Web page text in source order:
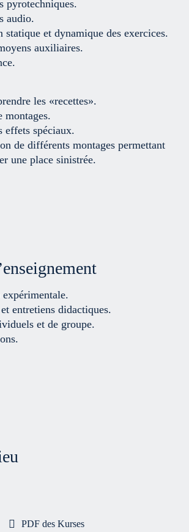
pyrotechniques.
audio.
statique et dynamique des exercices.
auxiliaires.
les «recettes».
montages.
effets spéciaux.
de différents montages permettant
une place sinistrée.
expérimentale.
entretiens didactiques.
et de groupe.
PDF des Kurses